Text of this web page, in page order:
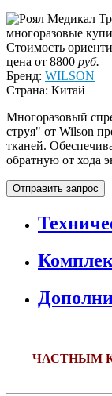
Стоимость
цена от 8800 руб.
Бренд: WILSON
Страна: Китай
Многоразовый
струя" от Wilson
тканей.
обратную от хода
Отправить запрос
ЧАСТНЫМ